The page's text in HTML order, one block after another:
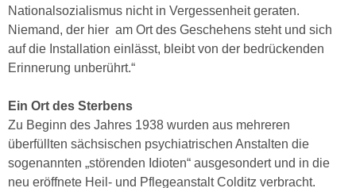
Nationalsozialismus nicht in Vergessenheit geraten.
Niemand, der hier am Ort des Geschehens steht und sich
auf die Installation einlässt, bleibt von der bedrückenden
Erinnerung unberührt.“
Ein Ort des Sterbens
Zu Beginn des Jahres 1938 wurden aus mehreren
überfüllten sächsischen psychiatrischen Anstalten die
sogenannten „störenden Idioten“ ausgesondert und in die
neu eröffnete Heil- und Pflegeanstalt Colditz verbracht.